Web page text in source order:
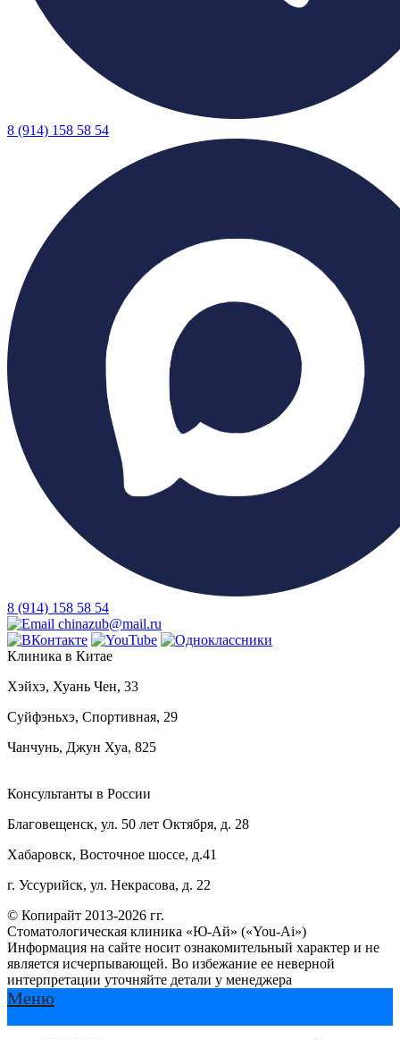
8 (914) 158 58 54
8 (914) 158 58 54
chinazub@mail.ru
Клиника в Китае
Хэйхэ, Хуань Чен, 33
Суйфэньхэ, Спортивная, 29
Чанчунь, Джун Хуа, 825
Консультанты в России
Благовещенск, ул. 50 лет Октября, д. 28
Хабаровск, Восточное шоссе, д.41
г. Уссурийск, ул. Некрасова, д. 22
© Копирайт 2013-2026 гг.
Стоматологическая клиника «Ю-Ай» («You-Ai»)
Информация на сайте носит ознакомительный характер и не
является исчерпывающей. Во избежание ее неверной
интерпретации уточняйте детали у менеджера
Меню